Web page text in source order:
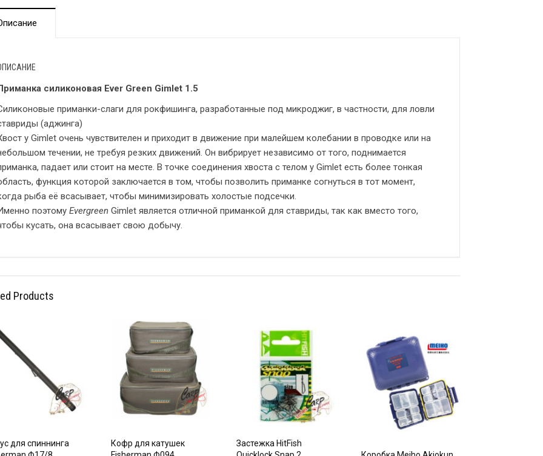
силиконовая Ever Green Gimlet 1.5
приманки-слаги для рокфишинга, разработанные под микроджиг, в частности, для ловли
(аджинга)
у Gimlet очень чувствителен и приходит в движение при малейшем колебании в проводке или на
течении, не требуя резких движений. Он вибрирует независимо от того, поднимается
падает или стоит на месте. В точке соединения хвоста с телом у Gimlet есть более тонкая
функция которой заключается в том, чтобы позволить приманке согнуться в тот момент,
рыба её всасывает, чтобы минимизировать холостые подсечки.
поэтому Evergreen Gimlet является отличной приманкой для ставриды, так как вместо того,
кусать, она всасывает свою добычу.
Products
для спиннинга
Кофр для катушек
Застежка HitFish